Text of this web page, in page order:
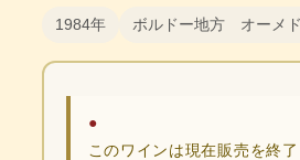
1984年 ボルドー地方 オーメ
●
このワインは現在販売を終